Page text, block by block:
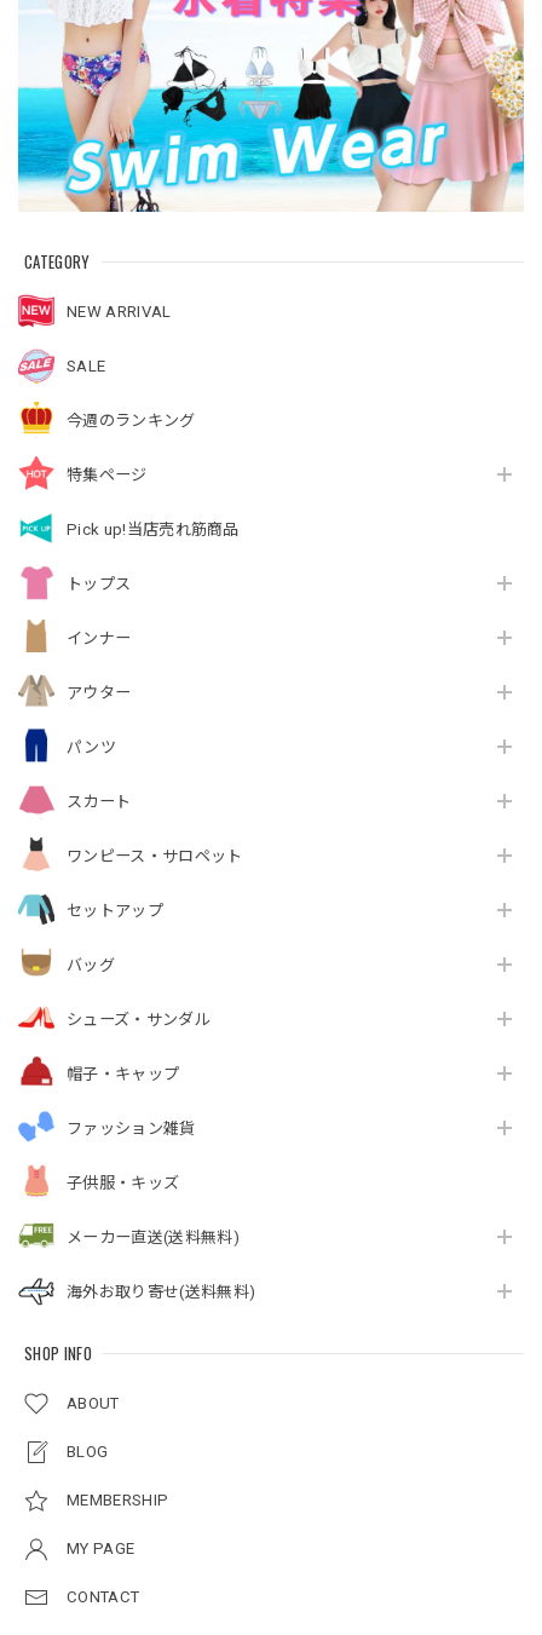
CATEGORY
NEW ARRIVAL
SALE
今週のランキング
特集ページ
Pick up!当店売れ筋商品
トップス
インナー
アウター
パンツ
スカート
ワンピース・サロペット
セットアップ
バッグ
シューズ・サンダル
帽子・キャップ
ファッション雑貨
子供服・キッズ
メーカー直送(送料無料)
海外お取り寄せ(送料無料)
SHOP INFO
ABOUT
BLOG
MEMBERSHIP
MY PAGE
CONTACT